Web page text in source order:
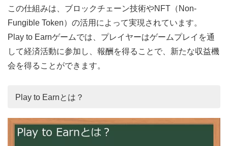
この仕組みは、ブロックチェーン技術やNFT（Non-
Fungible Token）の活用によって実現されています。
Play to Earnゲームでは、プレイヤーはゲームプレイを通
して経済活動に参加し、報酬を得ることで、新たな収益機
会を得ることができます。
Play to Earnとは？